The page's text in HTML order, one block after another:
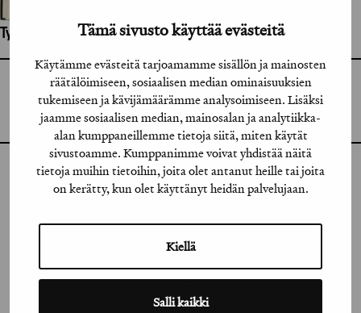
Tämä sivusto käyttää evästeitä
Käytämme evästeitä tarjoamamme sisällön ja mainosten
räätälöimiseen, sosiaalisen median ominaisuuksien
tukemiseen ja kävijämäärämme analysoimiseen. Lisäksi
jaamme sosiaalisen median, mainosalan ja analytiikka-
alan kumppaneillemme tietoja siitä, miten käytät
sivustoamme. Kumppanimme voivat yhdistää näitä
tietoja muihin tietoihin, joita olet antanut heille tai joita
on kerätty, kun olet käyttänyt heidän palvelujaan.
Kiellä
Salli kaikki
Työhön osallistuneet henkilöt / tahot:
GRAFIA RY
GRAFIA(AT)GRAFIA.FI
UUDENMAANKATU 11 B 9,
00120 HELSINKI
INSTAGRAM
FACEBOOK
VIMEO